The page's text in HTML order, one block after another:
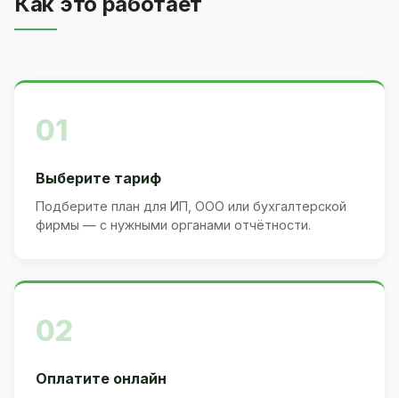
01
Выберите тариф
Подберите план для ИП, ООО или бухгалтерской
фирмы — с нужными органами отчётности.
02
Оплатите онлайн